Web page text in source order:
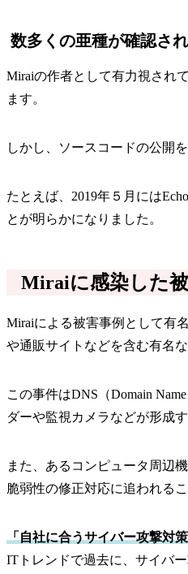
数多くの亜種が確認さ
Miraiの作者として有力視され
ます。
しかし、ソースコードの公開
たとえば、2019年５月には
とが明らかになりました。
Miraiに感染した
Miraiによる被害事例として有
や通販サイトなどを含む有名
この事件はDNS（Domain
ダーや監視カメラなどが形成
また、あるコンピュータ周辺
脆弱性の修正対応に追われる
「自社に合うサイバー攻撃対
ITトレンドで過去に、サイバ